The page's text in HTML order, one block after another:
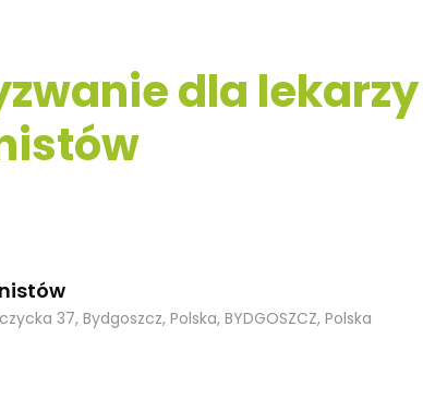
dla lekarzy
37, Bydgoszcz, Polska, BYDGOSZCZ, Polska